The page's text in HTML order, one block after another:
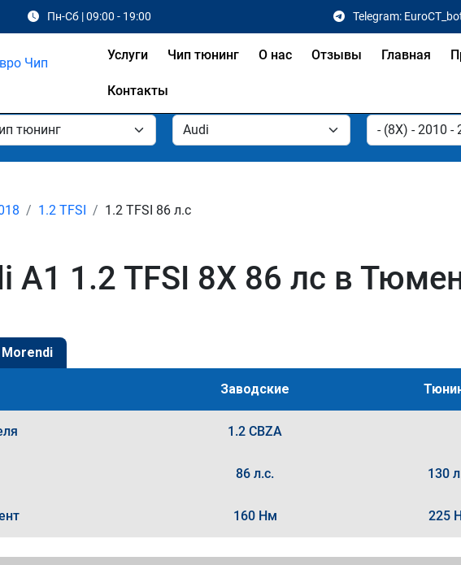
Пн-Сб | 09:00 - 19:00 Telegram:
Услуги Чип тюнинг О нас Отзывы Главная
Контакты
1.2 TFSI 1.2 TFSI 86 л.с
A1 1.2 TFSI 8X 86 лс в
Morendi
Заводские
1.2 CBZA
86 л.с. 130
160 Нм 225